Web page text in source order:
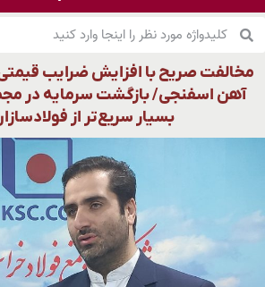
مخالفت صریح با افزایش ضرایب قیمتی
آهن اسفنجی/ بازگشت سرمایه در
بسیار سریع‌تر از